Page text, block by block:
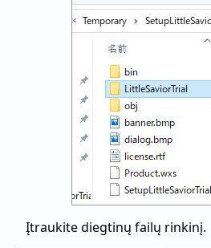
Įtraukite diegtinų failų rinkinį.